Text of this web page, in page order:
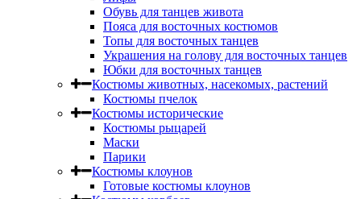
Обувь для танцев живота
Пояса для восточных костюмов
Топы для восточных танцев
Украшения на голову для восточных танцев
Юбки для восточных танцев
Костюмы животных, насекомых, растений
Костюмы пчелок
Костюмы исторические
Костюмы рыцарей
Маски
Парики
Костюмы клоунов
Готовые костюмы клоунов